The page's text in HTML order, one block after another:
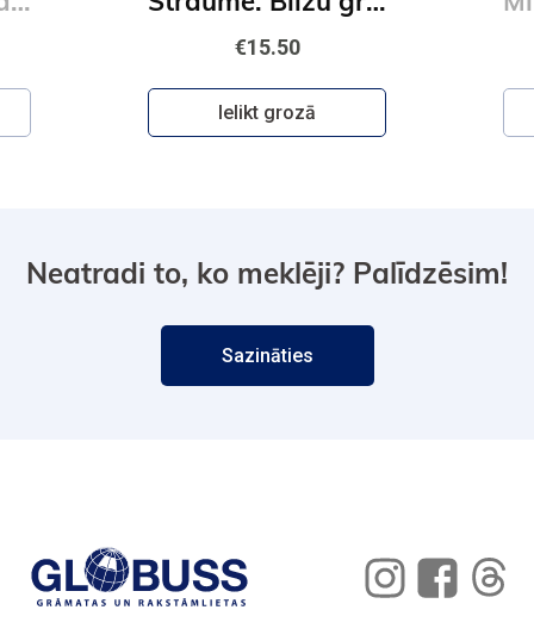
€15.50
Ielikt grozā
Neatradi to, ko meklēji? Palīdzēsim!
Sazināties